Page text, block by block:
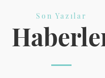
Son Yazılar